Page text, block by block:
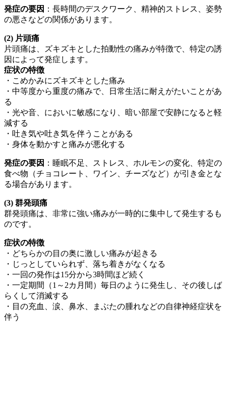
発症の要因 ：長時間のデスクワーク、精神的ストレス、姿勢
の悪さなどの関係があります。
(2) 片頭痛
片頭痛は、ズキズキとした拍動性の痛みが特徴で、特定の誘
因によって発症します。
症状の特徴
・こめかみにズキズキとした痛み
・中等度から重度の痛みで、日常生活に耐えがたいことがあ
る
・光や音、においに敏感になり、暗い部屋で安静になると軽
減する
・吐き気や吐き気を伴うことがある
・身体を動かすと痛みが悪化する
発症の要因 ：睡眠不足、ストレス、ホルモンの変化、特定の
食べ物（チョコレート、ワイン、チーズなど）が引き金とな
る場合があります。
(3) 群発頭痛
群発頭痛は、非常に強い痛みが一時的に集中して発生するも
のです。
症状の特徴
・どちらかの目の奥に激しい痛みが起きる
・じっとしていられず、落ち着きがなくなる
・一回の発作は15分から3時間ほど続く
・一定期間（1～2カ月間）毎日のように発生し、その後しば
らくして消滅する
・目の充血、涙、鼻水、まぶたの腫れなどの自律神経症状を
伴う